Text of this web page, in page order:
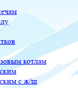
котлам
с ж/ш